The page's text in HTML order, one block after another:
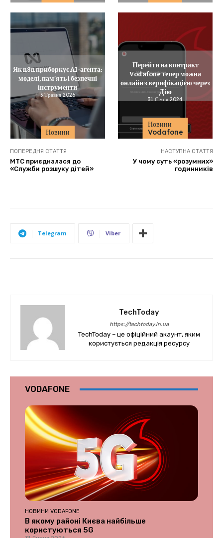
Новини
Як n8n приборкує AI-агента:
моделі, пам’ять і безпечні
інструменти
3 Травня 2026
Новини
Vodafone
Перейти на контракт
Vodafone тепер можна
онлайн з верифікацією через
Дію
31 Січня 2024
ПОПЕРЕДНЯ СТАТТЯ
МТС приєдналася до
«Служби розшуку дітей»
НАСТУПНА СТАТТЯ
У чому суть «розумних»
годинників
Telegram Viber
TechToday
https://techtoday.in.ua
TechToday – це офіційний акаунт, яким
користується редакція ресурсу
VODAFONE
НОВИНИ VODAFONE
В якому районі Києва найбільше
користуються 5G